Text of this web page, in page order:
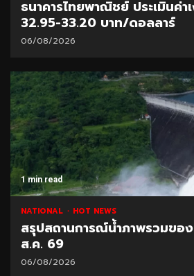
ธนาคารไทยพาณิชย์ ประเมินค่า
32.95-33.20 บาท/ดอลลาร์
06/08/2026
1 min read
NATIONAL HOT NEWS
สรุปสถานการณ์น้ำภาพรวมขอ
ส.ค. 69
06/08/2026